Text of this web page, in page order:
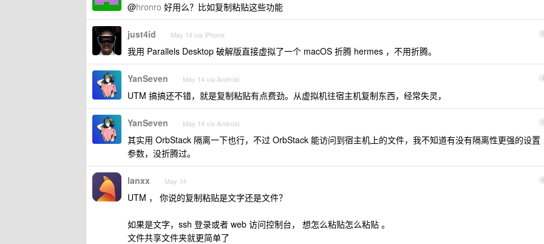
@hronro 好用么？比如复制粘贴这些功能
3
just4id May 14 via iPhone
我用 Parallels Desktop 破解版直接虚拟了一个 macOS 折腾 hermes ，不用折腾。
4
YanSeven May 14 via Android
UTM 搞搞还不错，就是复制粘贴有点费劲。从虚拟机往宿主机复制东西，经常失灵，
5
YanSeven May 14 via Android
其实用 OrbStack 隔离一下也行，不过 OrbStack 能访问到宿主机上的文件，我不知道有没有隔离性更强的设置
参数，没折腾过。
6
lanxx May 14
UTM ， 你说的复制粘贴是文字还是文件？
如果是文字，ssh 登录或者 web 访问控制台， 想怎么粘贴怎么粘贴 。
文件共享文件夹就更简单了